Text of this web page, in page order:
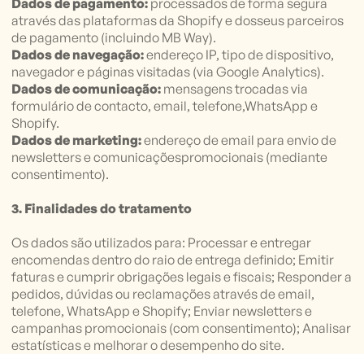
Dados de pagamento: processados de forma segura
através das plataformas da Shopify e dosseus parceiros
de pagamento (incluindo MB Way).
Dados de navegação:endereço IP, tipo de dispositivo,
navegador e páginas visitadas (via Google Analytics).
Dados de comunicação: mensagens trocadas via
formulário de contacto, email, telefone,WhatsApp e
Shopify.
Dados de marketing:endereço de email para envio de
newsletters e comunicaçõespromocionais (mediante
consentimento).
3. Finalidades do tratamento
Os dados são utilizados para: Processar e entregar
encomendas dentro do raio de entrega definido; Emitir
faturas e cumprir obrigações legais e fiscais; Responder a
pedidos, dúvidas ou reclamações através de email,
telefone, WhatsApp e Shopify; Enviar newsletters e
campanhas promocionais (com consentimento); Analisar
estatísticas e melhorar o desempenho do site.